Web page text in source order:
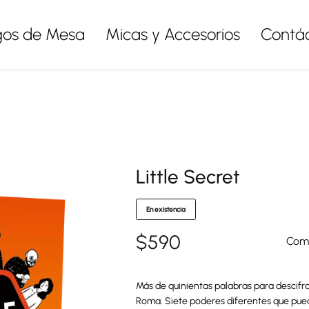
de Mesa Micas y Accesorios
Little Secret
En existencia
$590
Más de quinientas palabras para
Roma. Siete poderes diferentes que